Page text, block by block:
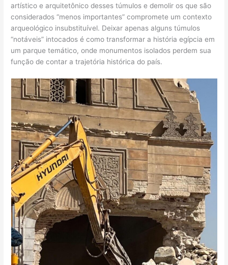
artístico e arquitetônico desses túmulos e demolir os que são
considerados “menos importantes” compromete um contexto
arqueológico insubstituível. Deixar apenas alguns túmulos
“notáveis” intocados é como transformar a história egípcia em
um parque temático, onde monumentos isolados perdem sua
função de contar a trajetória histórica do país.